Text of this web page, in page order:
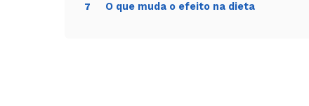
7 O que muda o efeito na dieta